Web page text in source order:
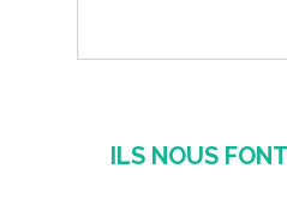
ILS NOUS